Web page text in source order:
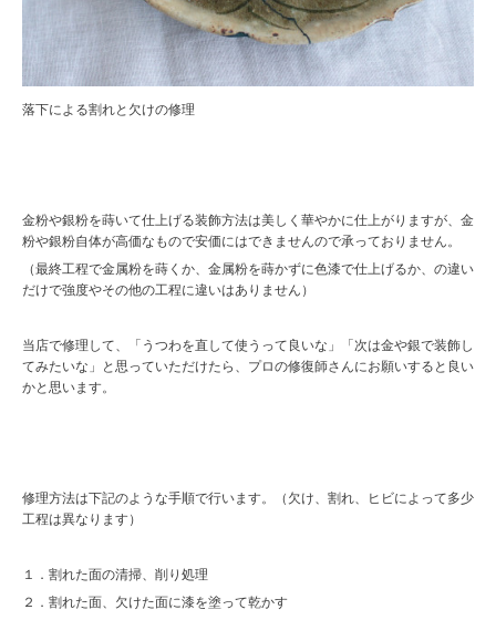
落下による割れと欠けの修理
金粉や銀粉を蒔いて仕上げる装飾方法は美しく華やかに仕上がりますが、金
粉や銀粉自体が高価なもので安価にはできませんので承っておりません。
（最終工程で金属粉を蒔くか、金属粉を蒔かずに色漆で仕上げるか、の違い
だけで強度やその他の工程に違いはありません）
当店で修理して、「うつわを直して使うって良いな」「次は金や銀で装飾し
てみたいな」と思っていただけたら、プロの修復師さんにお願いすると良い
かと思います。
修理方法は下記のような手順で行います。（欠け、割れ、ヒビによって多少
工程は異なります）
１．割れた面の清掃、削り処理
２．割れた面、欠けた面に漆を塗って乾かす